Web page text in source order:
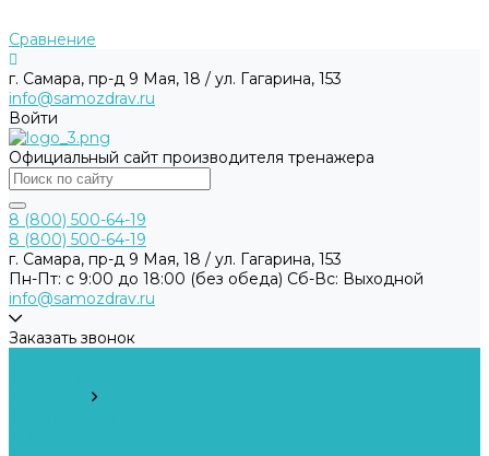
Сравнение
г. Самара, пр-д 9 Мая, 18 / ул. Гагарина, 153
info@samozdrav.ru
Войти
Официальный сайт производителя тренажера
8 (800) 500-64-19
8 (800) 500-64-19
г. Самара, пр-д 9 Мая, 18 / ул. Гагарина, 153
Пн-Пт: с 9:00 до 18:00 (без обеда) Cб-Вс: Выходной
info@samozdrav.ru
Заказать звонок